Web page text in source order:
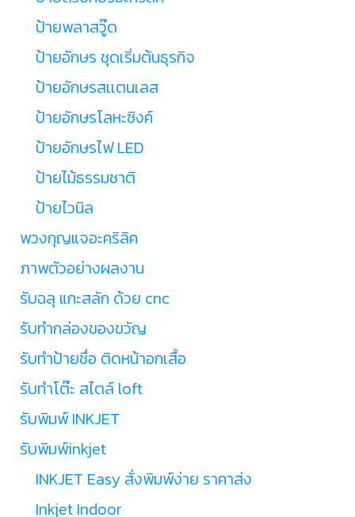
ป้ายพลาสวู๊ด
ป้ายอักษร ชุดเริ่มต้นธุรกิจ
ป้ายอักษรสเเตนเลส
ป้ายอักษรโลหะซิงค์
ป้ายอักษรไฟ LED
ป้ายไม้ธรรมชาติ
ป้ายไวนิล
พวงกุญแจอะคริลิค
ภาพตัวอย่างผลงาน
รับฉลุ แกะสลัก ด้วย cnc
รับทำกล่องของขวัญ
รับทำป้ายชื่อ ติดหน้าอกเสื้อ
รับทำโต๊ะ สไตล์ loft
รับพิมพ์ INKJET
รับพิมพ์inkjet
INKJET Easy สั่งพิมพ์ง่าย ราคาส่ง
Inkjet Indoor